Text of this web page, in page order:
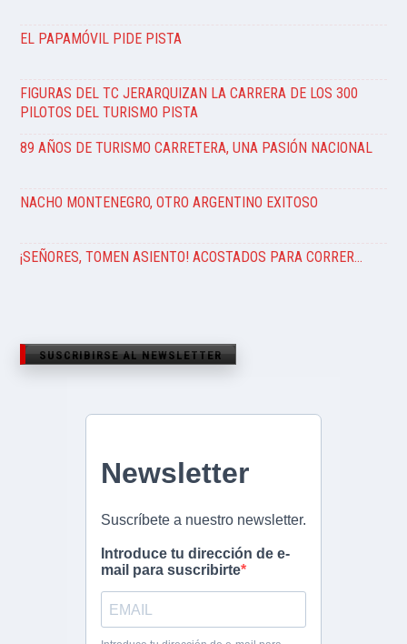
EL PAPAMÓVIL PIDE PISTA
FIGURAS DEL TC JERARQUIZAN LA CARRERA DE LOS 300
PILOTOS DEL TURISMO PISTA
89 AÑOS DE TURISMO CARRETERA, UNA PASIÓN NACIONAL
NACHO MONTENEGRO, OTRO ARGENTINO EXITOSO
¡SEÑORES, TOMEN ASIENTO! ACOSTADOS PARA CORRER…
SUSCRIBIRSE AL NEWSLETTER